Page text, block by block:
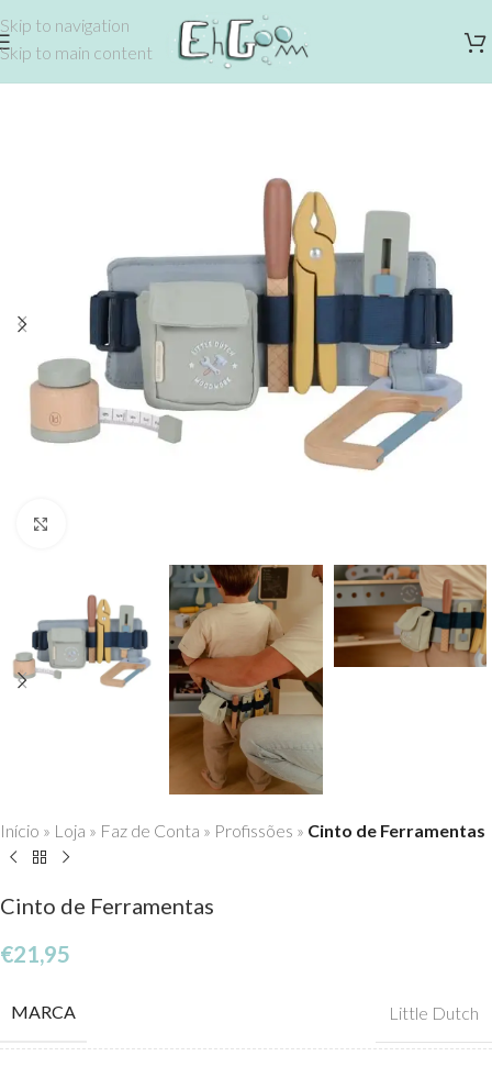
Skip to navigation
Skip to main content
Início » Loja » Faz de Conta » Profissões » Cinto de Ferramentas
Cinto de Ferramentas
€21,95
MARCA Little Dutch